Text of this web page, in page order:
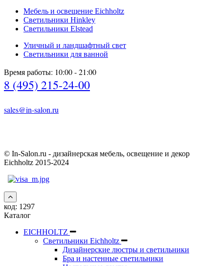
Мебель и освещение Eichholtz
Светильники Hinkley
Светильники Elstead
Уличный и ландшафтный свет
Светильники для ванной
Время работы: 10:00 - 21:00
8 (495) 215-24-00
sales@in-salon.ru
© In-Salon.ru - дизайнерская мебель, освещение и декор
Eichholtz 2015-2024
код: 1297
Каталог
EICHHOLTZ
Светильники Eichholtz
Дизайнерские люстры и светильники
Бра и настенные светильники